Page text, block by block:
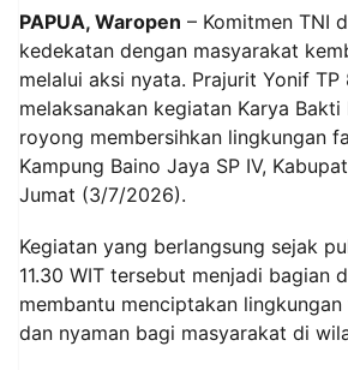
PAPUA, Waropen – Komitmen TNI
kedekatan dengan masyarakat
melalui aksi nyata. Prajurit Yonif TP
melaksanakan kegiatan Karya
royong membersihkan lingkungan
Kampung Baino Jaya SP IV,
Jumat (3/7/2026).
Kegiatan yang berlangsung sejak
11.30 WIT tersebut menjadi bagian
membantu menciptakan
dan nyaman bagi masyarakat di